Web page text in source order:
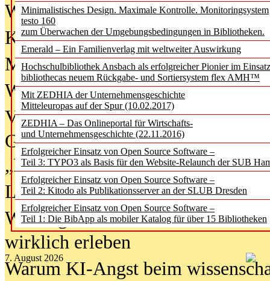
Minimalistisches Design. Maximale Kontrolle. Monitoringsystem
testo 160
zum Überwachen der Umgebungsbedingungen in Bibliotheken.
Emerald – Ein Familienverlag mit weltweiter Auswirkung
Hochschulbibliothek Ansbach als erfolgreicher Pionier im
bibliothecas neuem Rückgabe- und Sortiersystem flex AMH™
Mit ZEDHIA der Unternehmensgeschichte
Mitteleuropas auf der Spur (10.02.2017)
ZEDHIA – Das Onlineportal für Wirtschafts-
und Unternehmensgeschichte (22.11.2016)
Erfolgreicher Einsatz von Open Source Software –
Teil 3: TYPO3 als Basis für den Website-Relaunch der SUB
Erfolgreicher Einsatz von Open Source Software –
Teil 2: Kitodo als Publikationsserver an der SLUB Dresden
Erfolgreicher Einsatz von Open Source Software –
Teil 1: Die BibApp als mobiler Katalog für über 15 Bibliotheken
7. August 2026
Was Hochschul­bibliotheken von
Kinder in der digitalen Welt
Metadaten als Infrastruktur
Wenn Bots katalogisieren
Von Abschlusskleidern bis
Geisterjagd-Ausrüstung in der
„Library of Things“ unterwegs
Lesen als Infrastrukturaufgabe
Wie Jugendliche Social Media
wirklich erleben
Warum KI-Angst beim